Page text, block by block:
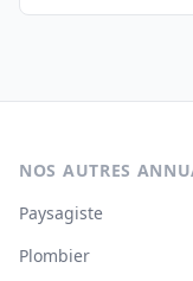
NOS AUTRES
Paysagiste
Plombier